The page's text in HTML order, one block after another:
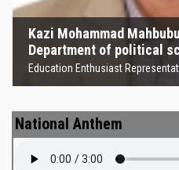
Kazi Mohammad
Department of political
Education Enthusiast
National Anthem